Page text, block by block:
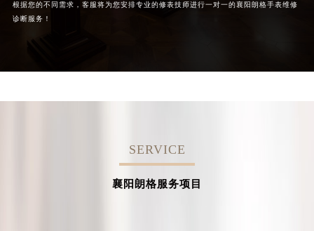
根据您的不同需求，客服将为您安排专业的修表技师进行一对一的襄阳朗格手表维修
诊断服务！
SERVICE
襄阳朗格服务项目